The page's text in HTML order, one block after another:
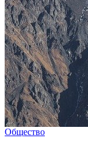
Общество